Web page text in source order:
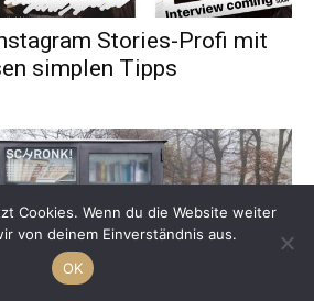
Stories-Profi mit
simplen Tipps
Cookies. Wenn du die Website weiter
von deinem Einverständnis aus.
OK